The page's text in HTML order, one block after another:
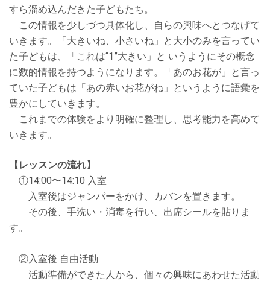
すら溜め込んだきた⼦どもたち。
この情報を少しづつ具体化し、⾃らの興味へとつなげて
いきます。「⼤きいね、⼩さいね」と⼤⼩のみを⾔ってい
た⼦どもは、「これは“1”⼤きい」と いうようにその概念
に数的情報を持つようになります。「あのお花が」と⾔っ
ていた⼦どもは「あの⾚いお花がね」というように語彙を
豊かにしていきます。
これまでの体験をより明確に整理し、思考能⼒を⾼めて
いきます。
【レッスンの流れ】
①14:00〜14:10 ⼊室
⼊室後はジャンパーをかけ、カバンを置きます。
その後、⼿洗い・消毒を⾏い、出席シールを貼りま
す。
②⼊室後 ⾃由活動
活動準備ができた⼈から、個々の興味にあわせた活動